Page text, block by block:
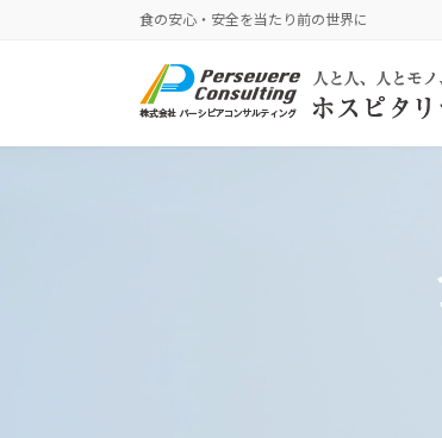
食の安心・安全を当たり前の世界に